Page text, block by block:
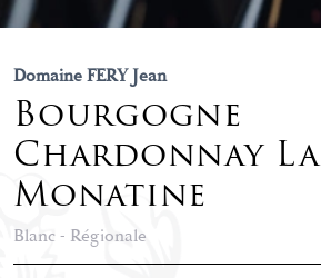
Domaine FERY Jean
Bourgogne
Chardonnay La
Monatine
Blanc - Régionale